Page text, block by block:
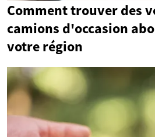
Comment trouver des
camions d'occasion
votre région